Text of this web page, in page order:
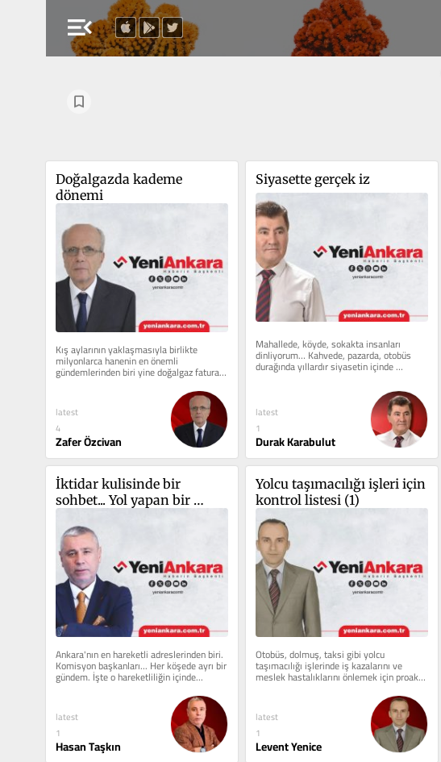
menu_open
Doğalgazda kademe
dönemi
Kış aylarının yaklaşmasıyla birlikte
milyonlarca hanenin en önemli
gündemlerinden biri yine doğalgaz faturası
olacak. Ancak bu yıl...
latest
4
Zafer Özcivan
Siyasette gerçek iz
Mahallede, köyde, sokakta insanları
dinliyorum… Kahvede, pazarda, otobüs
durağında yıllardır siyasetin içinde
olanlarla konuşuyorum....
latest
1
Durak Karabulut
İktidar kulisinde bir
sohbet... Yol yapan bir
yolculuğu
Ankara'nın en hareketli adreslerinden biri.
Komisyon başkanları... Her köşede ayrı bir
gündem. İşte o hareketliliğin içinde...
latest
1
Hasan Taşkın
Yolcu taşımacılığı işleri için
kontrol listesi (1)
Otobüs, dolmuş, taksi gibi yolcu
taşımacılığı işlerinde iş kazalarını ve
meslek hastalıklarını önlemek için proaktif
latest
1
Levent Yenice